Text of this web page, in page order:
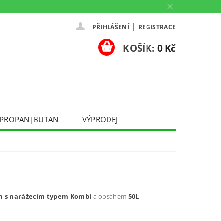
PŘIHLÁŠENÍ | REGISTRACE
KOŠÍK: 0 Kč
PROPAN|BUTAN
VÝPRODEJ
s narážecím typem Kombi a obsahem 50L.